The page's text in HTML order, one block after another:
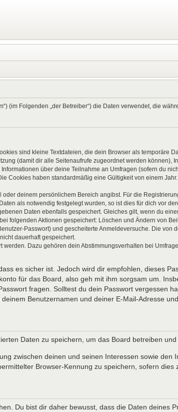
(im Folgenden „der Betreiber“) die Daten verwendet, die
sind kleine Textdateien, die dein Browser als temporäre
(damit dir alle Seitenaufrufe zugeordnet werden können),
über deine Teilnahme an Umfragen (sofern du
Cookies haben standardmäßig eine Gültigkeit von einem
deinem persönlichem Bereich angibst. Für die
als notwendig festgelegt wurden, so ist dies für dich vor
Daten ebenfalls gespeichert. Gleiches gilt, wenn du
folgenden Aktionen gespeichert: Löschen und Ändern von
Passwort) und gescheiterte Anmeldeversuche. Die von
dauerhaft gespeichert.
Dazu gehören dein Abstimmungsverhalten bei
es sicher ist. Jedoch wird dir empfohlen, dieses
für das Board, also geh mit ihm sorgsam um.
fragen. Solltest du dein Passwort vergessen
Benutzernamen und deiner E-Mail-Adresse
Daten zu speichern, um das Board betreiben und
zwischen deinen und seinen Interessen sowie den
Browser-Kennung zu speichern, sofern
Du bist dir daher bewusst, dass die Daten deines